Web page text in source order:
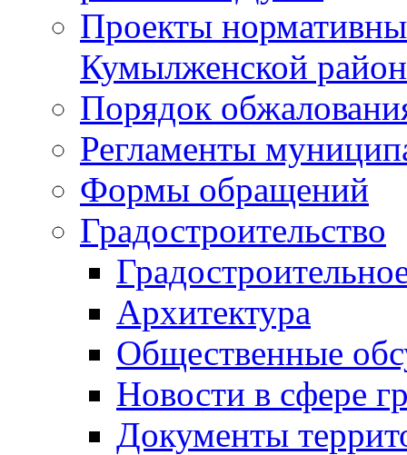
Проекты
Кумылженской
Порядок
Регламенты
Формы обращений
Градостроительство
Архитектура
Общественные
Новости в сфере
Документы